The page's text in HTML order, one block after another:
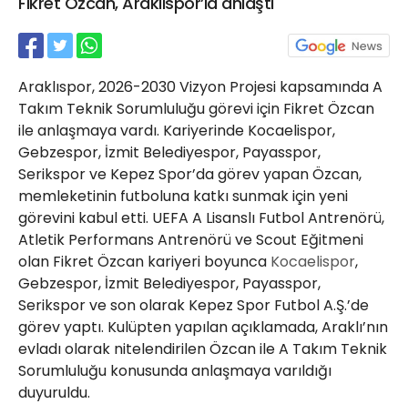
Araklıspor, 2026-2030 Vizyon Projesi kapsamında A
Takım Teknik Sorumluluğu görevi için Fikret Özcan
ile anlaşmaya vardı. Kariyerinde Kocaelispor,
Gebzespor, İzmit Belediyespor, Payasspor,
Serikspor ve Kepez Spor’da görev yapan Özcan,
memleketinin futboluna katkı sunmak için yeni
görevini kabul etti. UEFA A Lisanslı Futbol Antrenörü,
Atletik Performans Antrenörü ve Scout Eğitmeni
olan Fikret Özcan kariyeri boyunca Kocaelispor,
Gebzespor, İzmit Belediyespor, Payasspor,
Serikspor ve son olarak Kepez Spor Futbol A.Ş.’de
görev yaptı. Kulüpten yapılan açıklamada, Araklı’nın
evladı olarak nitelendirilen Özcan ile A Takım Teknik
Sorumluluğu konusunda anlaşmaya varıldığı
duyuruldu.
21 Gölcük
02624132333